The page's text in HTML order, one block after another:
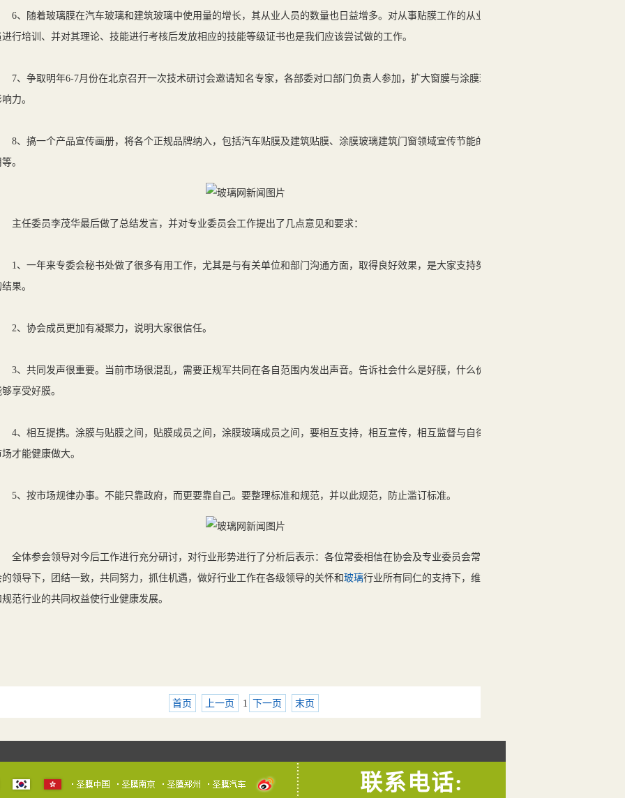
、随着玻璃膜在汽车玻璃和建筑玻璃中使用量的增长，其从业人员的数量也日益增多。对从事贴膜工作的从业人
进行培训、并对其理论、技能进行考核后发放相应的技能等级证书也是我们应该尝试做的工作。
、争取明年6-7月份在北京召开一次技术研讨会邀请知名专家，各部委对口部门负责人参加，扩大窗膜与涂膜玻璃
力。
、搞一个产品宣传画册，将各个正规品牌纳入，包括汽车贴膜及建筑贴膜、涂膜玻璃建筑门窗领域宣传节能的应
。
任委员李茂华最后做了总结发言，并对专业委员会工作提出了几点意见和要求：
、一年来专委会秘书处做了很多有用工作，尤其是与有关单位和部门沟通方面，取得良好效果，是大家支持努力
果。
、协会成员更加有凝聚力，说明大家很信任。
、共同发声很重要。当前市场很混乱，需要正规军共同在各自范围内发出声音。告诉社会什么是好膜，什么价格
够享受好膜。
、相互提携。涂膜与贴膜之间，贴膜成员之间，涂膜玻璃成员之间，要相互支持，相互宣传，相互监督与自律，
才能健康做大。
、按市场规律办事。不能只靠政府，而更要靠自己。要整理标准和规范，并以此规范，防止滥订标准。
体参会领导对今后工作进行充分研讨，对行业形势进行了分析后表示：各位常委相信在协会及专业委员会常委
的领导下，团结一致，共同努力，抓住机遇，做好行业工作在各级领导的关怀和玻璃行业所有同仁的支持下，维护
规范行业的共同权益使行业健康发展。
首页 上一页 1 下一页 末页
联系电话: